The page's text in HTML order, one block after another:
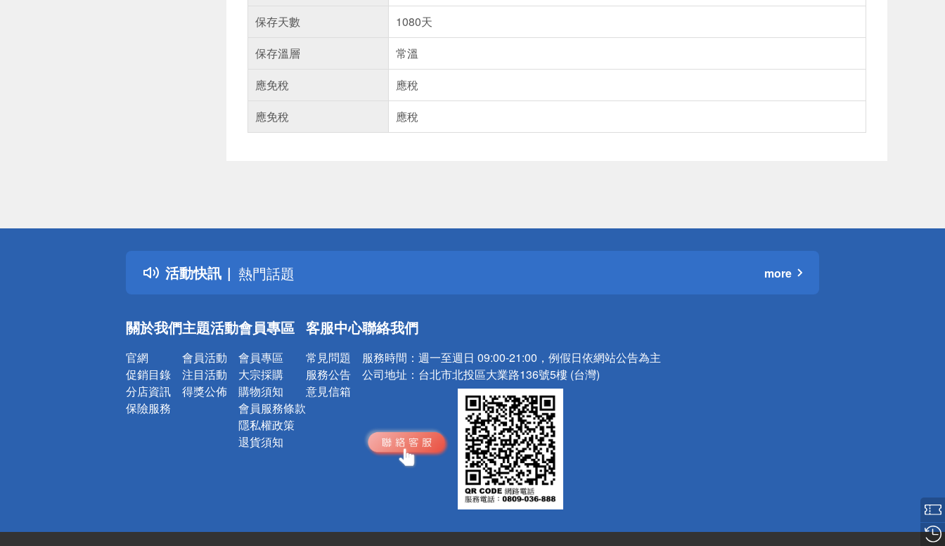
保存天數
1080天
保存溫層
常溫
應免稅
應稅
應免稅
應稅
活動快訊
詐騙網頁！請小心！
得獎公告
熱門話題
銀行優惠
詐騙網頁！請小心！
more
關於我們
官網
促銷目錄
分店資訊
保險服務
主題活動
會員活動
注目活動
得獎公佈
會員專區
會員專區
大宗採購
購物須知
會員服務條款
隱私權政策
退貨須知
客服中心
常見問題
服務公告
意見信箱
聯絡我們
服務時間： 週一至週日 09:00-21:00，例假日依網站公告為主
公司地址： 台北市北投區大業路136號5樓 (台灣)